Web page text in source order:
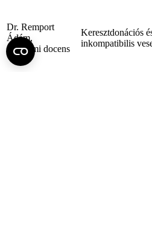
Dr. Remport
Ádám,
egyetemi docens
Keresztdonációs
inkompatibilis